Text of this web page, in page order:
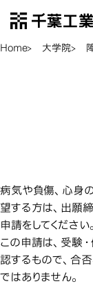
千葉工業大学
Home 大学院
病気や負傷、心身
望する方は、出願
申請をしてください。
この申請は、受験
認するもので、合
ではありません。